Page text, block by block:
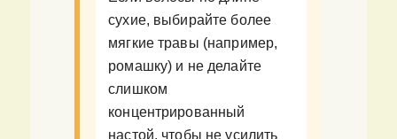
сухие, выбирайте более
мягкие травы (например,
ромашку) и не делайте
слишком
концентрированный
настой, чтобы не усилить